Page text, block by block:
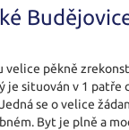
velice pěkně
je situován v 1 patře
se o velice
Byt je plně a